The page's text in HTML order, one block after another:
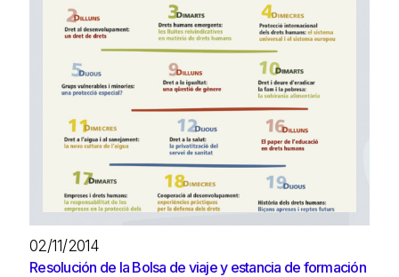
02/11/2014
Resolución de la Bolsa de viaje y estancia de formación